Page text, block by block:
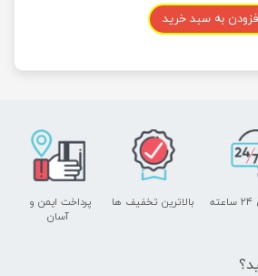
به سبد خرید
پرداخت ایمن و ​​​​​​​
آسان
بالاترین تخفیف ها